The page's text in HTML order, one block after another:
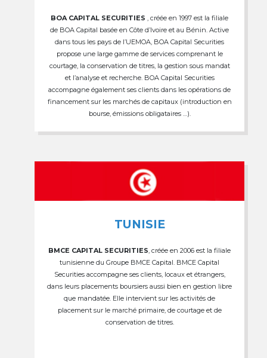
BOA CAPITAL SECURITIES , créée en 1997 est la filiale
de BOA Capital basée en Côte d’Ivoire et au Bénin. Active
dans tous les pays de l’UEMOA, BOA Capital Securities
propose une large gamme de services comprenant le
courtage, la conservation de titres, la gestion sous mandat
et l’analyse et recherche. BOA Capital Securities
accompagne également ses clients dans les opérations de
financement sur les marchés de capitaux (introduction en
bourse, émissions obligataires …).
TUNISIE
BMCE CAPITAL SECURITIES , créée en 2006 est la filiale
tunisienne du Groupe BMCE Capital. BMCE Capital
Securities accompagne ses clients, locaux et étrangers,
dans leurs placements boursiers aussi bien en gestion libre
que mandatée. Elle intervient sur les activités de
placement sur le marché primaire, de courtage et de
conservation de titres.